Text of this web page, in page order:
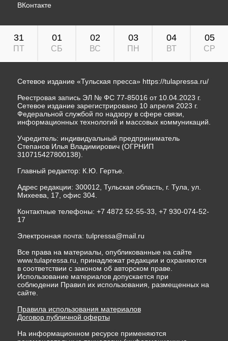
ВКонтакте
31
ПТ
01
СБ
02
ВС
03
ПН
04
ВТ
05
СР
Сетевое издание «Тульская пресса» https://tulapressa.ru/
Реестровая запись ЭЛ № ФС 77-85016 от 10.04.2023 г.
Сетевое издание зарегистрировано 10 апреля 2023 г.
Федеральной службой по надзору в сфере связи,
информационных технологий и массовых коммуникаций.
Учредитель: индивидуальный предприниматель
Степанов Илья Владимирович (ОГРНИП
310715427800138).
Главный редактор: К.Ю. Гертье.
Адрес редакции: 300012, Тульская область, г. Тула, ул.
Михеева, 17, офис 304.
Контактные телефоны: +7 4872 52-55-33, +7 930-074-52-
17
Электронная почта: tulpressa@mail.ru
Все права на материалы, опубликованные на сайте
www.tulapressa.ru, принадлежат редакции и охраняются
в соответствии с законом об авторском праве.
Использование материалов допускается при
соблюдении Правил их использования, размещенных на
сайте.
Правила использования материалов
Договор публичной оферты
На информационном ресурсе применяются